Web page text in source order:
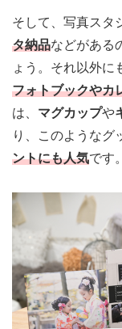
そして、写真スタ
タ納品などがある
ょう。それ以外に
フォトブックやカ
は、 マグカップや
り、このようなグ
ントにも人気です。